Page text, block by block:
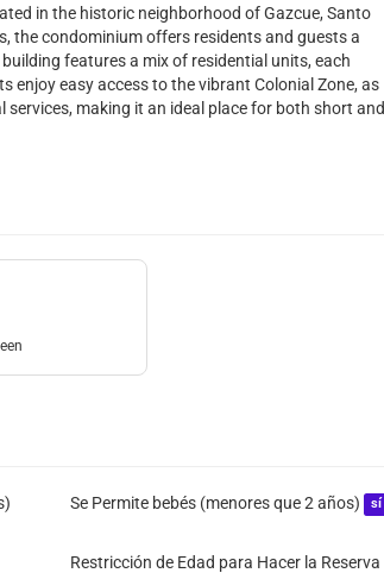
in the historic neighborhood of Gazcue, Santo
the condominium offers residents and guests a
features a mix of residential units, each
enjoy easy access to the vibrant Colonial Zone, as
making it an ideal place for both short and
Se Permite bebés (menores que 2 años) sí
Restricción de Edad para Hacer la Reserva